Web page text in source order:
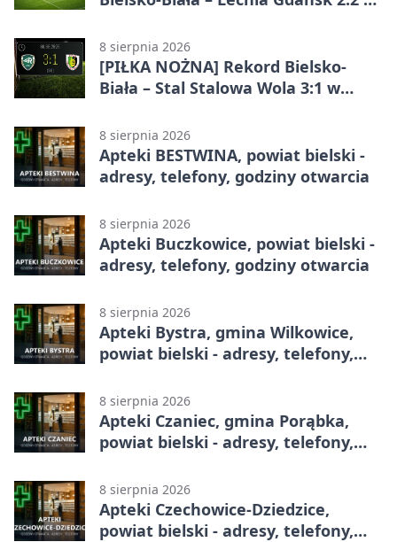
Bielsku-Białej
8 sierpnia 2026
[PIŁKA NOŻNA] Rekord Bielsko-
Biała – Stal Stalowa Wola 3:1 w
8 sierpnia 2026
Apteki BESTWINA, powiat bielski -
adresy, telefony, godziny otwarcia
8 sierpnia 2026
Apteki Buczkowice, powiat bielski -
adresy, telefony, godziny otwarcia
8 sierpnia 2026
Apteki Bystra, gmina Wilkowice,
powiat bielski - adresy, telefony,
8 sierpnia 2026
Apteki Czaniec, gmina Porąbka,
powiat bielski - adresy, telefony,
8 sierpnia 2026
Apteki Czechowice-Dziedzice,
powiat bielski - adresy, telefony,